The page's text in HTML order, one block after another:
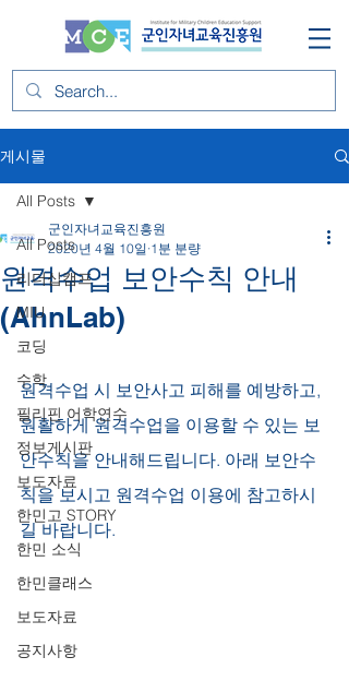
게시물
All Posts
리더십캠프
MIU
코딩
수학
필리핀 어학연수
정보게시판
보도자료
한민고 STORY
한민 소식
한민클래스
보도자료
공지사항
All Posts
원격수업 보안수칙 안내
(AhnLab)
군인자녀교육진흥원
2020년 4월 10일 1분 분량
원격수업 시 보안사고 피해를 예방하고,
원활하게 원격수업을 이용할 수 있는 보
안수칙을 안내해드립니다. 아래 보안수
칙을 보시고 원격수업 이용에 참고하시
길 바랍니다.